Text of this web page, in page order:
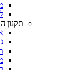
תקנון